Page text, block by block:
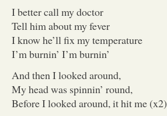
I better call my doctor
Tell him about my fever
I know he’ll fix my temperature
I’m burnin’ I’m burnin’
And then I looked around,
My head was spinnin’ round,
Before I looked around, it hit me (x2)